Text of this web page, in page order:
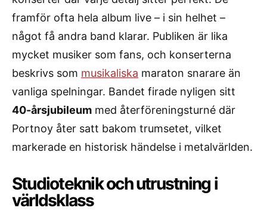
framför ofta hela album live – i sin helhet –
något få andra band klarar. Publiken är lika
mycket musiker som fans, och konserterna
beskrivs som musikaliska maraton snarare än
vanliga spelningar. Bandet firade nyligen sitt
40-årsjubileum med återföreningsturné där
Portnoy åter satt bakom trumsetet, vilket
markerade en historisk händelse i metalvärlden.
Studioteknik och utrustning i
världsklass